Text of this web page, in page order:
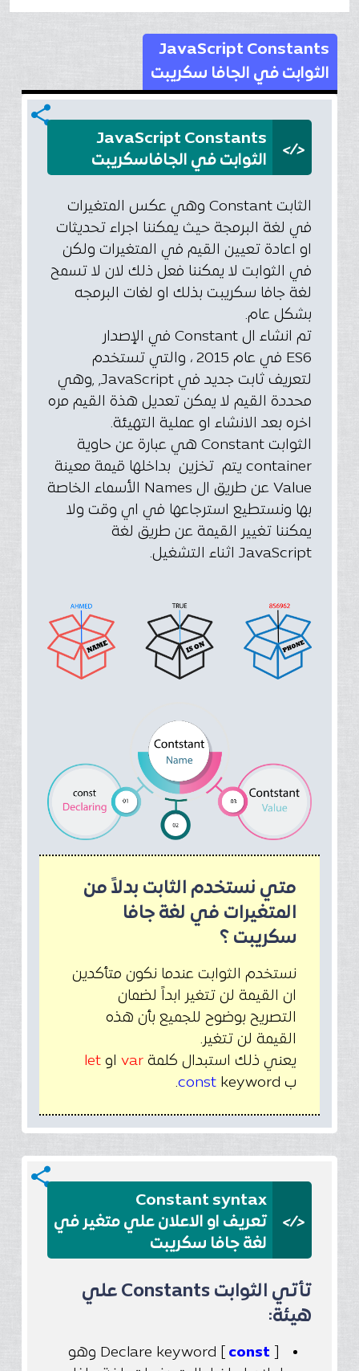
JavaScript Constants
الثوابت في الجافا سكريبت
share
</>
JavaScript Constants
الثوابت في الجافاسكريبت
الثابت Constant وهي عكس المتغيرات
في لغة البرمجة حيث يمكننا اجراء تحديثات
او اعادة تعيين القيم في المتغيرات ولكن
في الثوابت لا يمكننا فعل ذلك لان لا تسمح
لغة جافا سكريبت بذلك او لغات البرمجه
بشكل عام.
تم انشاء ال Constant في الإصدار
ES6
في عام 2015 ، والتي تستخدم
لتعريف ثابت جديد في JavaScript, ,وهي
محددة القيم لا يمكن تعديل هذة القيم مره
اخره بعد الانشاء او عملية التهيئة.
الثوابت Constant هي عبارة عن حاوية
container يتم تخزين بداخلها قيمة معينة
Value عن طريق ال Names الأسماء الخاصة
بها ونستطيع استرجاعها في اي وقت ولا
يمكننا تغيير القيمة عن طريق لغة
JavaScript اثناء التشغيل.
متي نستخدم الثابت بدلاً من
المتغيرات في لغة جافا
سكريبت ؟
نستخدم الثوابت عندما نكون متأكدين
ان القيمة لن تتغير ابداً لضمان
التصريح بوضوح للجميع بأن هذه
القيمة لن تتغير.
يعني ذلك استبدال كلمة var او let
ب
const keyword.
share
</>
Constant syntax
تعريف او الاعلان علي متغير في
لغة جافا سكريبت
تأتي الثوابت Constants علي
هيئة:
const
] Declare keyword وهو